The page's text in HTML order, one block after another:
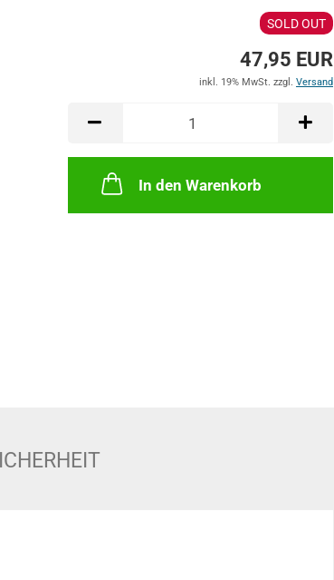
SOLD OUT
47,95 EUR
inkl. 19% MwSt. zzgl. Versand
In den Warenkorb